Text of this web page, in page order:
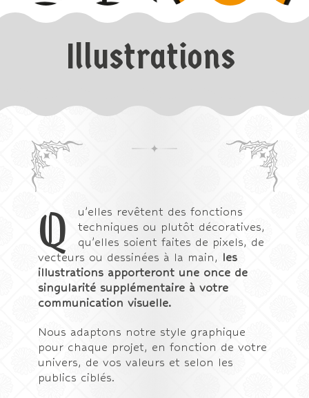
Illustrations
Q
u’elles revêtent des fonctions
techniques ou plutôt décoratives,
qu’elles soient faites de pixels, de
vecteurs ou dessinées à la main, les
illustrations apporteront une once de
singularité supplémentaire à votre
communication visuelle.
Nous adaptons notre style graphique
pour chaque projet, en fonction de votre
univers, de vos valeurs et selon les
publics ciblés.